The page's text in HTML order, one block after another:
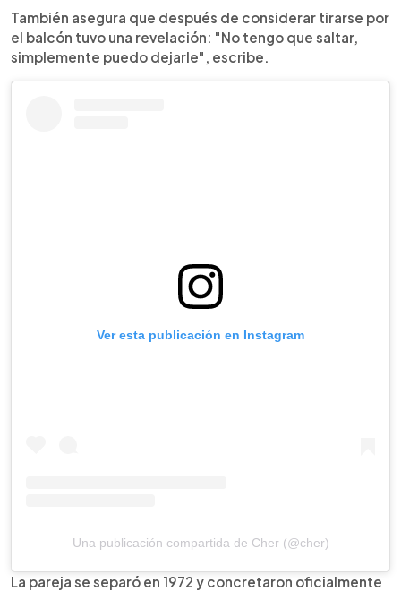
También asegura que después de considerar tirarse por
el balcón tuvo una revelación: "No tengo que saltar,
simplemente puedo dejarle", escribe.
Ver esta publicación en Instagram
Una publicación compartida de Cher (@cher)
La pareja se separó en 1972 y concretaron oficialmente